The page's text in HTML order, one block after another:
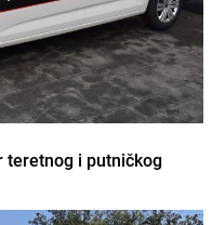
teretnog i putničkog